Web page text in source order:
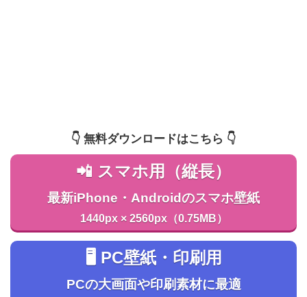
👇️ 無料ダウンロードはこちら 👇️
📲 スマホ用（縦長）
最新iPhone・Androidのスマホ壁紙
1440px × 2560px（0.75MB）
🖥️ PC壁紙・印刷用
PCの大画面や印刷素材に最適